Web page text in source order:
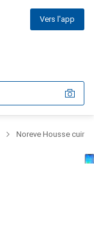
Vers l'app
Noreve Housse cuir